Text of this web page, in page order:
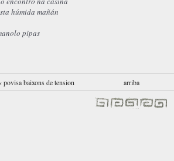
húmida mañán
pipas
‹ povisa baixons de tension arriba